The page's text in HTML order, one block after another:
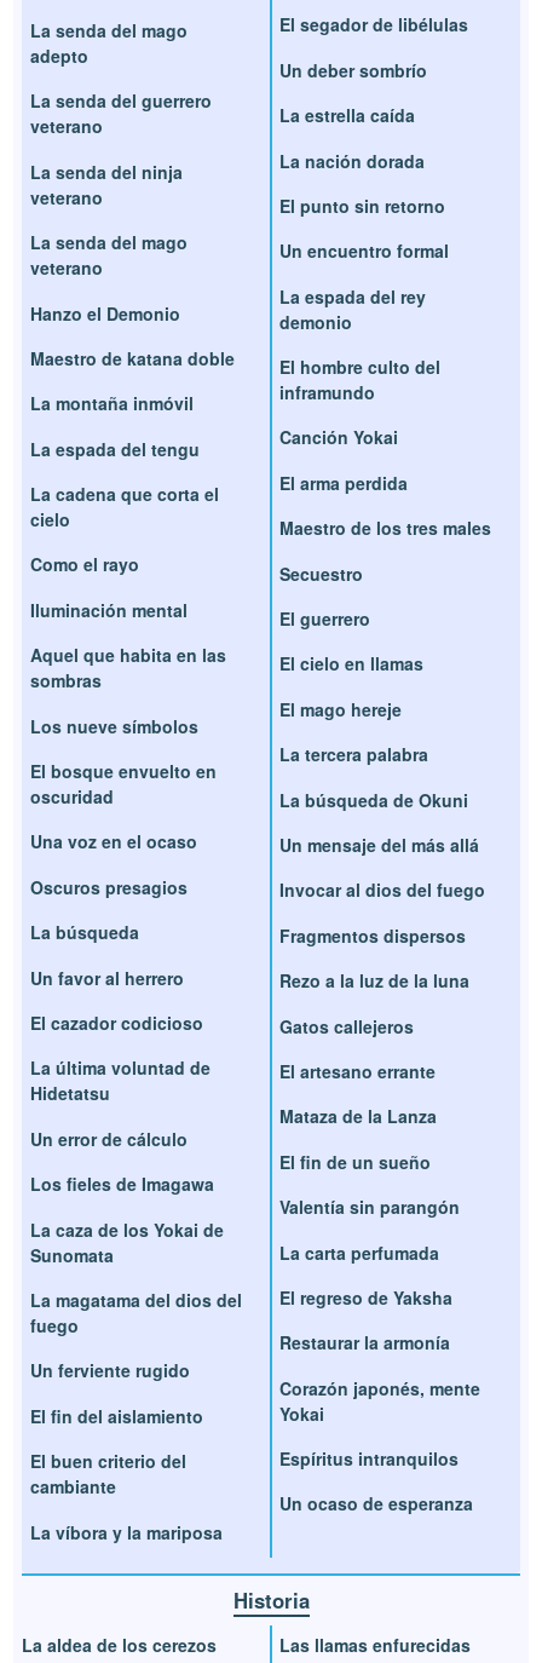
La senda del mago
adepto
La senda del guerrero
veterano
La senda del ninja
veterano
La senda del mago
veterano
Hanzo el Demonio
Maestro de katana doble
La montaña inmóvil
La espada del tengu
La cadena que corta el
cielo
Como el rayo
Iluminación mental
Aquel que habita en las
sombras
Los nueve símbolos
El bosque envuelto en
oscuridad
Una voz en el ocaso
Oscuros presagios
La búsqueda
Un favor al herrero
El cazador codicioso
La última voluntad de
Hidetatsu
Un error de cálculo
Los fieles de Imagawa
La caza de los Yokai de
Sunomata
La magatama del dios del
fuego
Un ferviente rugido
El fin del aislamiento
El buen criterio del
cambiante
La víbora y la mariposa
El segador de libélulas
Un deber sombrío
La estrella caída
La nación dorada
El punto sin retorno
Un encuentro formal
La espada del rey
demonio
El hombre culto del
inframundo
Canción Yokai
El arma perdida
Maestro de los tres males
Secuestro
El guerrero
El cielo en llamas
El mago hereje
La tercera palabra
La búsqueda de Okuni
Un mensaje del más allá
Invocar al dios del fuego
Fragmentos dispersos
Rezo a la luz de la luna
Gatos callejeros
El artesano errante
Mataza de la Lanza
El fin de un sueño
Valentía sin parangón
La carta perfumada
El regreso de Yaksha
Restaurar la armonía
Corazón japonés, mente
Yokai
Espíritus intranquilos
Un ocaso de esperanza
Historia
La aldea de los cerezos
Las llamas enfurecidas